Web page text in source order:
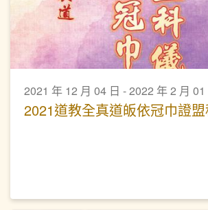
2021 年 12 月 04 日 - 2022 年 2 月 01
2021道教全真道皈依冠巾證